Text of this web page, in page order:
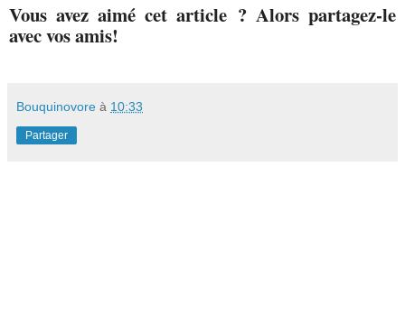
Vous avez aimé cet article ? Alors partagez-le
avec vos amis!
Bouquinovore à 10:33
Partager